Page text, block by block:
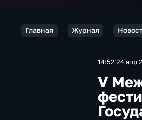
Главная Журнал
14:52 24 апр
V